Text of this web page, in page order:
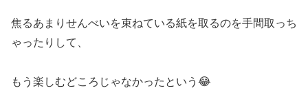
焦るあまりせんべいを束ねている紙を取るのを手間取っち
ゃったりして、
もう楽しむどころじゃなかったという😂